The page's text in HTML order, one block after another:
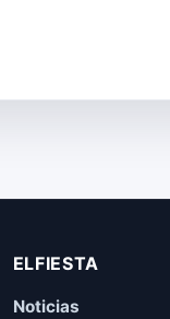
ELFIESTA
Noticias